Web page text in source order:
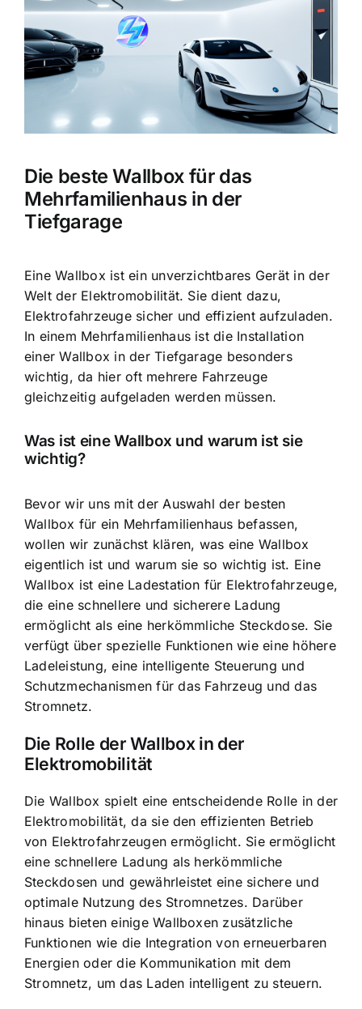
Die beste Wallbox für das
Mehrfamilienhaus in der
Tiefgarage
Eine Wallbox ist ein unverzichtbares Gerät in der
Welt der Elektromobilität. Sie dient dazu,
Elektrofahrzeuge sicher und effizient aufzuladen.
In einem Mehrfamilienhaus ist die Installation
einerWallbox in der Tiefgarage besonders
wichtig, da hier oft mehrere Fahrzeuge
gleichzeitig aufgeladen werden müssen.
Was ist eine Wallbox und warum ist sie
wichtig?
Bevor wir uns mit der Auswahl der besten
Wallbox für ein Mehrfamilienhaus befassen,
wollen wir zunächst klären, was eine Wallbox
eigentlich ist und warum sie so wichtig ist. Eine
Wallbox ist eine Ladestation für Elektrofahrzeuge,
die eine schnellere und sicherere Ladung
ermöglicht als eine herkömmliche Steckdose. Sie
verfügt über spezielle Funktionen wie eine höhere
Ladeleistung, eine intelligente Steuerung und
Schutzmechanismen für das Fahrzeug und das
Stromnetz.
Die Rolle der Wallbox in der
Elektromobilität
Die Wallbox spielt eine entscheidende Rolle in der
Elektromobilität, da sie den effizienten Betrieb
von Elektrofahrzeugen ermöglicht. Sie ermöglicht
eine schnellere Ladung als herkömmliche
Steckdosen und gewährleistet eine sichere und
optimale Nutzung des Stromnetzes. Darüber
hinaus bieten einige Wallboxen zusätzliche
Funktionen wie die Integration von erneuerbaren
Energien oder die Kommunikation mit dem
Stromnetz, um das Laden intelligent zu steuern.